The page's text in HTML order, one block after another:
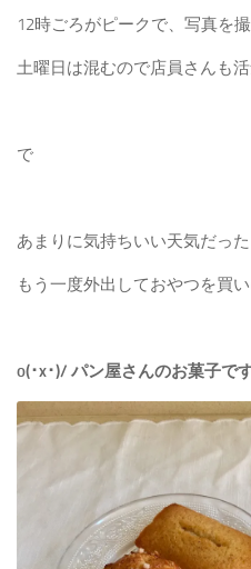
12時ごろがピークで、写真を
土曜日は混むので店員さんも
で
あまりに気持ちいい天気だっ
もう一度外出しておやつを買
o(･x･)/ パン屋さんのお菓子です